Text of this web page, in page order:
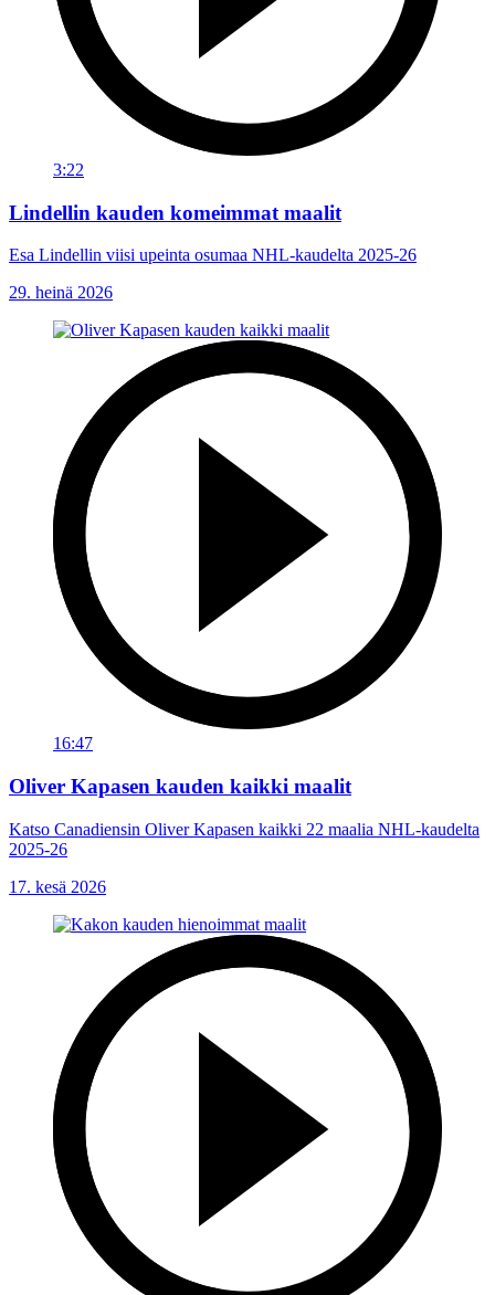
3:22
Lindellin kauden komeimmat maalit
Esa Lindellin viisi upeinta osumaa NHL-kaudelta 2025-26
29. heinä 2026
16:47
Oliver Kapasen kauden kaikki maalit
Katso Canadiensin Oliver Kapasen kaikki 22 maalia NHL-kaudelta
2025-26
17. kesä 2026